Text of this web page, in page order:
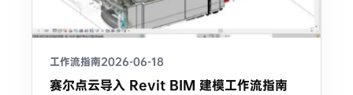
工作流指南2026-06-18
赛尔点云导入 Revit BIM 建模工作流指南